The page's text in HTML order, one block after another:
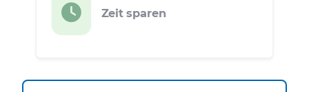
Zeit sparen